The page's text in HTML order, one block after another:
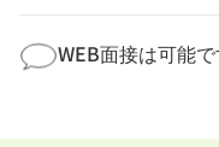
ださい！
まで、一からサポ
たばかり」「何
WEB面接は可能で
すめしています